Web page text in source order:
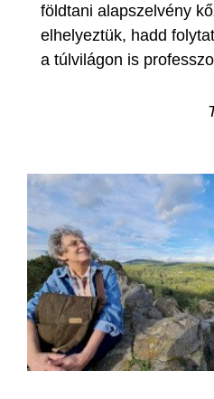
földtani alapszelvény
elhelyeztük, hadd
a túlvilágon is